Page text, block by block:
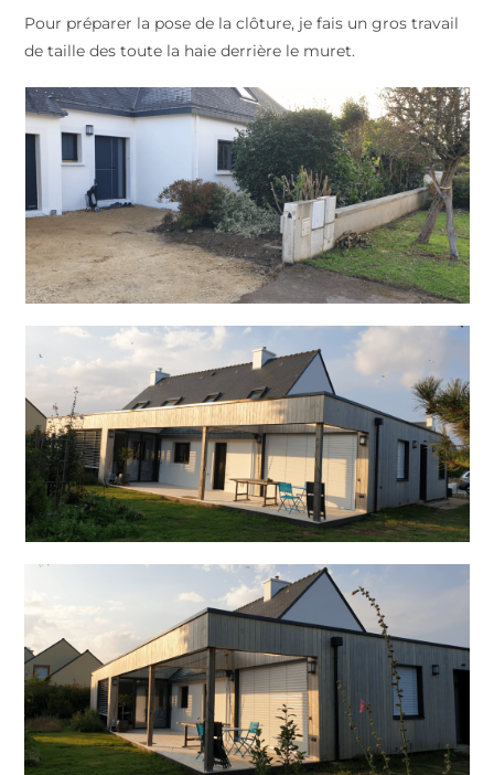
Pour préparer la pose de la clôture, je fais un gros travail
de taille des toute la haie derrière le muret.